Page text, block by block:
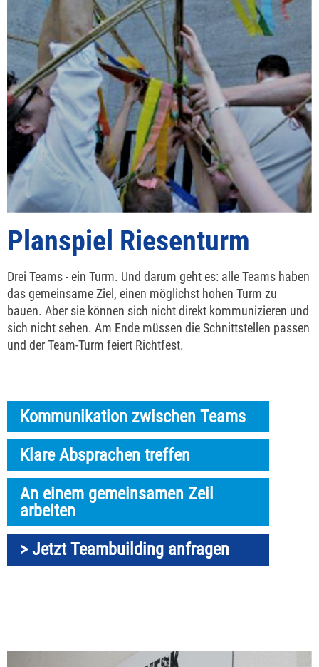
Planspiel Riesenturm
Drei Teams - ein Turm. Und darum geht es: alle Teams haben
das gemeinsame Ziel, einen möglichst hohen Turm zu
bauen. Aber sie können sich nicht direkt kommunizieren und
sich nicht sehen. Am Ende müssen die Schnittstellen passen
und der Team-Turm feiert Richtfest.
Kommunikation zwischen Teams
Klare Absprachen treffen
An einem gemeinsamen Zeil
arbeiten
> Jetzt Teambuilding anfragen